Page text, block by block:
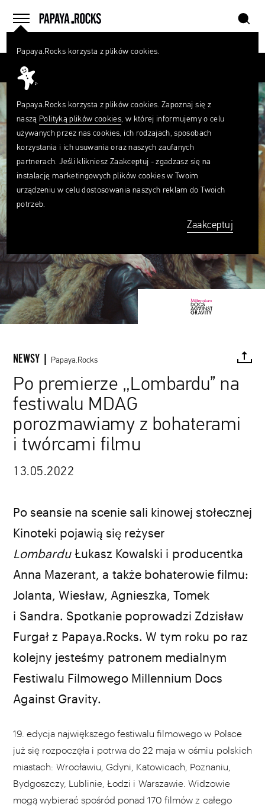
menu
home szukaj
NEWSY | Papaya.Rocks
Po premierze „Lombardu” na
festiwalu MDAG
porozmawiamy z bohaterami
i twórcami filmu
13.05.2022 kadr z filmu „Lombard” (MDAG)
FACEBOOK TWITTER PINTEREST MAIL
Po seansie na scenie sali kinowej stołecznej
Kinoteki pojawią się reżyser
LombarduŁukasz Kowalski i producentka
Anna Mazerant, a także bohaterowie filmu:
Jolanta, Wiesław, Agnieszka, Tomek
i Sandra. Spotkanie poprowadzi Zdzisław
Furgał z Papaya.Rocks. W tym roku po raz
kolejny jesteśmy patronem medialnym
Festiwalu Filmowego Millennium Docs
Against Gravity.
19. edycja największego festiwalu filmowego w Polsce
już się rozpoczęła i potrwa do 22 maja w ośmiu polskich
miastach: Wrocławiu, Gdyni, Katowicach, Poznaniu,
Bydgoszczy, Lublinie, Łodzi i Warszawie. Widzowie
mogą wybierać spośród ponad 170 filmów z całego
Papaya.Rocks korzysta z plików cookies.
Papaya.Rocks korzysta z plików cookies. Zapoznaj się z
naszą Polityką plików cookies, w której informujemy o celu
używanych przez nas cookies, ich rodzajach, sposobach
korzystania i ich usuwania oraz naszych zaufanych
partnerach. Jeśli klikniesz Zaakceptuj - zgadzasz się na
instalację marketingowych plików cookies w Twoim
urządzeniu w celu dostosowania naszych reklam do Twoich
potrzeb.
Zaakceptuj
Czego
szukasz?